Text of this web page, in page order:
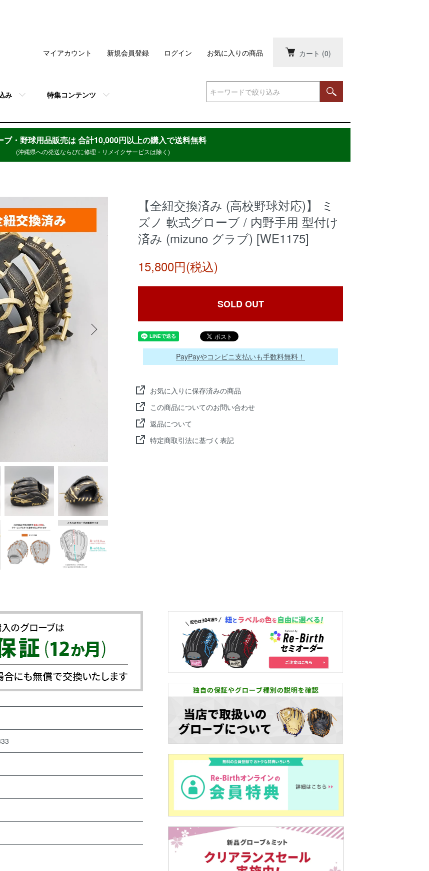
カート (0)
み 特集コンテンツ
マイアカウント 新規会員登録 ログイン お気に入りの商品
ブ・野球用品販売は合計10,000円以上の購入で送料無料
(沖縄県への発送ならびに修理・リメイクサービスは除く)
【全紐交換済み (高校野球対応)】 ミ
ズノ 軟式グローブ / 内野手用 型付け
済み (mizuno グラブ) [WE1175]
15,800円(税込)
SOLD OUT
PayPayやコンビニ支払いも手数料無料！
お気に入りに保存済みの商品
この商品についてのお問い合わせ
返品について
特定商取引法に基づく表記